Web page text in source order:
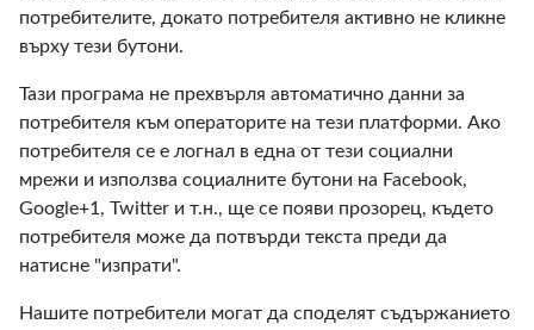
потребителите, докато потребителя активно не кликне
върху тези бутони.
Тази програма не прехвърля автоматично данни за
потребителя към операторите на тези платформи. Ако
потребителя се е логнал в една от тези социални
мрежи и използва социалните бутони на Facebook,
Google+1, Twitter и т.н., ще се появи прозорец, където
потребителя може да потвърди текста преди да
натисне "изпрати".
Нашите потребители могат да споделят съдържанието